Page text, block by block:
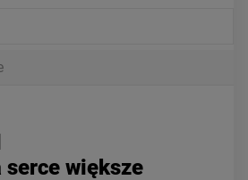
większe